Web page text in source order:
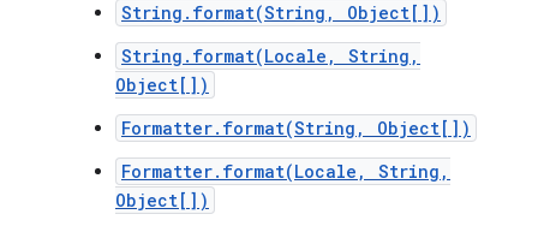
String.format(String, Object[])
String.format(Locale, String,
Object[])
Formatter.format(String, Object[])
Formatter.format(Locale, String,
Object[])